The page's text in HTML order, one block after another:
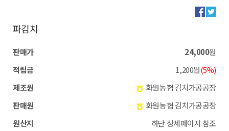
파김치
판매가 24,000원
적립금
1,200원(5%)
제조원
화원농협 김치가공공장
판매원
화원농협 김치가공공장
원산지
하단 상세페이지 참조